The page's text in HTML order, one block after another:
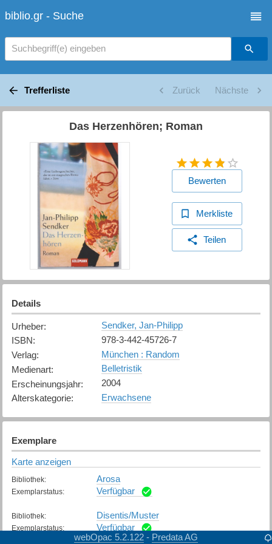
biblio.gr - Suche
Suchbegriff(e) eingeben
Trefferliste Zurück Nächste
Das Herzenhören; Roman
Bewerten
Merkliste
Teilen
Details
Urheber:
Sendker, Jan-Philipp
ISBN:
978-3-442-45726-7
Verlag:
München : Random
Medienart:
Belletristik
Erscheinungsjahr:
2004
Alterskategorie: Erwachsene
Exemplare
Karte anzeigen
Bibliothek: Arosa
Exemplarstatus: Verfügbar
Bibliothek: Disentis/Muster
Exemplarstatus:
Verfügbar
webOpac 5.2.122 - Predata AG